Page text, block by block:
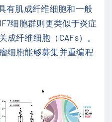
有肌成纤维细胞和一般
细胞群则更类似于炎症
纤维细胞（CAFs）。
细胞能够募集并重编程